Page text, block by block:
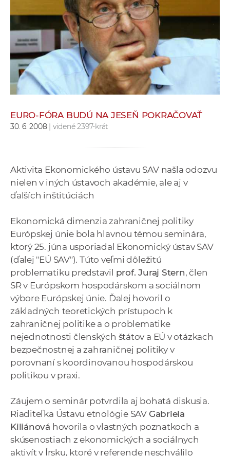
v
a
v
c
r
a
c
v
n
c
S
EURO-FÓRA BUDÚ NA JESEŇ POKRAČOVAŤ
30. 6. 2008 | videné 2397-krát
Aktivita Ekonomického ústavu SAV našla odozvu
nielen v iných ústavoch akadémie, ale aj v
ďalších inštitúciách
Ekonomická dimenzia zahraničnej politiky
Európskej únie bola hlavnou témou seminára,
ktorý 25. júna usporiadal Ekonomický ústav SAV
(ďalej "EÚ SAV"). Túto veľmi dôležitú
problematiku predstavil prof. Juraj Stern, člen
SR v Európskom hospodárskom a sociálnom
výbore Európskej únie. Ďalej hovoril o
základných teoretických prístupoch k
zahraničnej politike a o problematike
nejednotnosti členských štátov a EÚ v otázkach
bezpečnostnej a zahraničnej politiky v
porovnaní s koordinovanou hospodárskou
politikou v praxi.
Záujem o seminár potvrdila aj bohatá diskusia.
Riaditeľka Ústavu etnológie SAV Gabriela
Kiliánová hovorila o vlastných poznatkoch a
skúsenostiach z ekonomických a sociálnych
aktivít v Írsku, ktoré v referende neschválilo